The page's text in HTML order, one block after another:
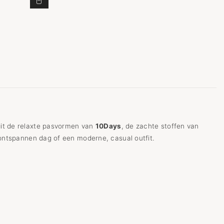
AAN WINKELWAGEN
de relaxte pasvormen van 10Days, de zachte stoffen van
dag of een moderne, casual outfit.